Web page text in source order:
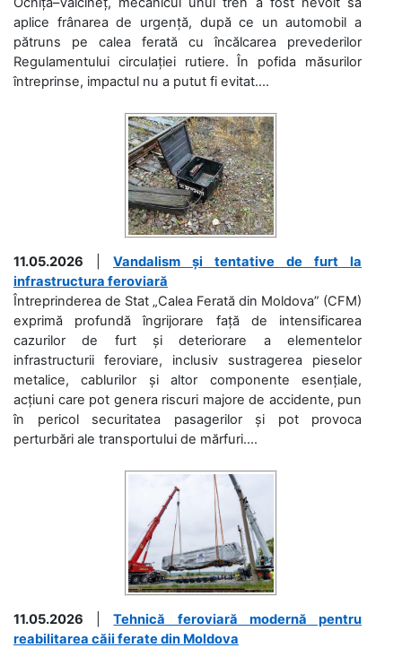
aplice frânarea de urgență, după ce un automobil a
pătruns pe calea ferată cu încălcarea prevederilor
Regulamentului circulației rutiere. În pofida măsurilor
întreprinse, impactul nu a putut fi evitat....
11.05.2026
Vandalism și tentative de furt la
infrastructura feroviară
Întreprinderea de Stat „Calea Ferată din Moldova” (CFM)
exprimă profundă îngrijorare față de intensificarea
cazurilor de furt și deteriorare a elementelor
infrastructurii feroviare, inclusiv sustragerea pieselor
metalice, cablurilor și altor componente esențiale,
acțiuni care pot genera riscuri majore de accidente, pun
în pericol securitatea pasagerilor și pot provoca
perturbări ale transportului de mărfuri....
11.05.2026 |Tehnică feroviară modernă pentru
reabilitarea căii ferate din Moldova